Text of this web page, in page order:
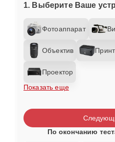
1. Выберите Ваше
Фотоаппарат
Объектив
Проектор
Показать еще
По окончанию